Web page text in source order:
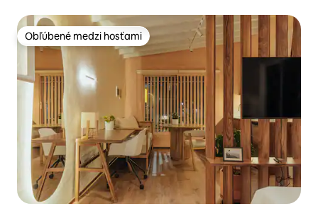
Obľúbené medzi hosťami
Obľúbené medzi hosťami